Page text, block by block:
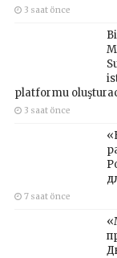
3 saat önce
platformu
3 saat önce
7 saat önce